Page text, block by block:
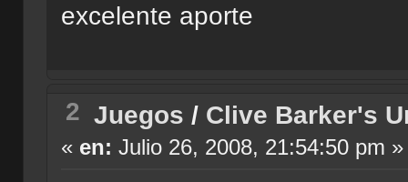
excelente aporte
2 Juegos / Clive Barker's
« en: Julio 26, 2008, 21:54:50 pm »